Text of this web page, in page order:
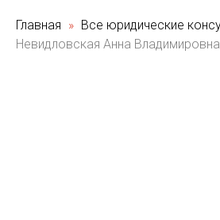
Главная
Все юридические
Невидловская Анна Владимировна